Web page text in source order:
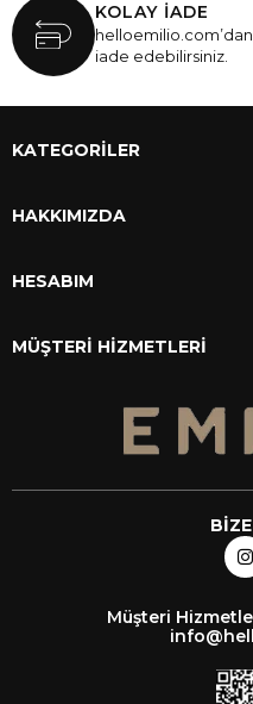
KOLAY İADE
helloemilio.com’dan
iade edebilirsiniz.
KATEGORİLER
HAKKIMIZDA
HESABIM
MÜŞTERİ HİZMETLERİ
Müşteri